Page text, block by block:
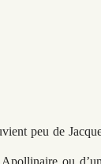
peu de
Apollinaire ou